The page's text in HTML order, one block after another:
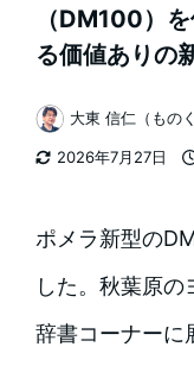
（DM100）
る価値ありの
2026年7月27日
著
者
大東 信仁（ものく
ポメラ新型の
した。秋葉原
辞書コーナーに